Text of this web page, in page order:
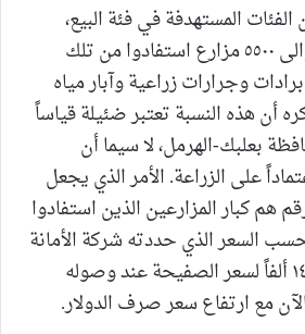
المستهدفة في فئة البيع،
وبحسب ياغي فإن حوالى ٥٥٠٠ مزارع استفادوا من تلك
وجرارات زراعية وآبار مياه
أن هذه النسبة تعتبر ضئيلة قياساً
بعلبك-الهرمل، لا سيما أن
على الزراعة. الأمر الذي يجعل
هم كبار المزارعين الذين استفادوا
السعر الذي حددته شركة الأمانة
والذي تدرج بدءاً من ١٤٠ ألفاً لسعر الصفيحة عند وصوله